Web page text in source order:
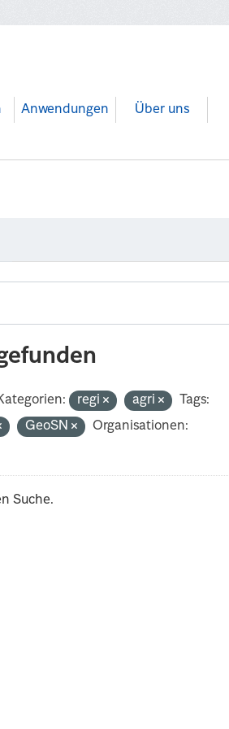
Anwendungen Über uns
regi agri
Tags:
GeoSN
Organisationen:
Suche.